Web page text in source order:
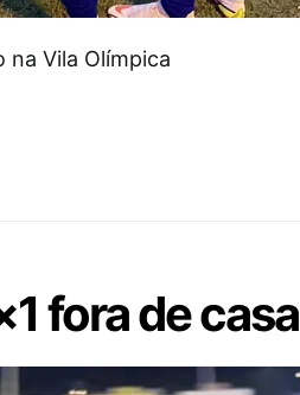
Vila Olímpica
fora de casa